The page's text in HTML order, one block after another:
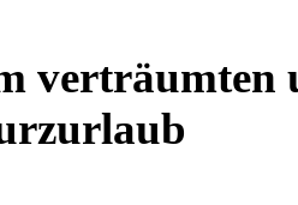
verträumten